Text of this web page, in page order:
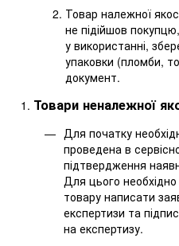
Товар належної
не підійшов
у використанні,
упаковки (пломби,
документ.
Товари неналежної
Для початку
проведена в
підтвердження
Для цього
товару написати
експертизи та
на експертизу.